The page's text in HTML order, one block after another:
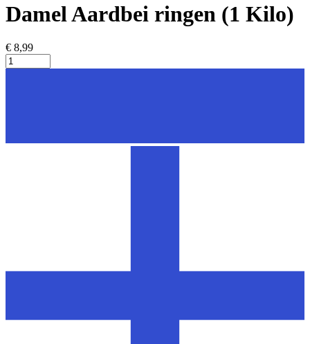
Damel Aardbei ringen (1 Kilo)
€ 8,99